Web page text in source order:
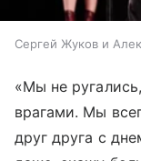
Сергей Жуков и
«Мы не
врагами. Мы
друг друга с